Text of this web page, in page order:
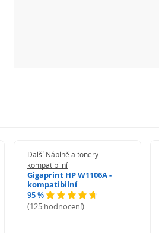
Další Náplně a tonery -
kompatibilní
Gigaprint HP W1106A -
kompatibilní
95 %
(125 hodnocení)